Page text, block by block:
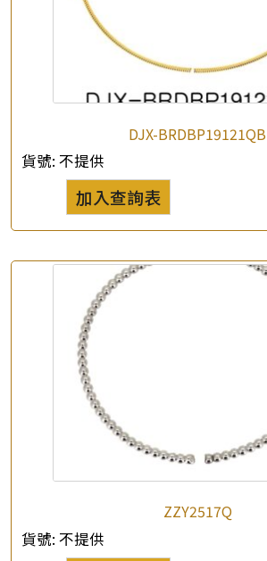
產品查詢
*你的名字
*e-mail
查詢以下產品
DJX-BRDBP19121QB
貨號: 不提供
加入查詢表
ZZY2517Q
貨號: 不提供